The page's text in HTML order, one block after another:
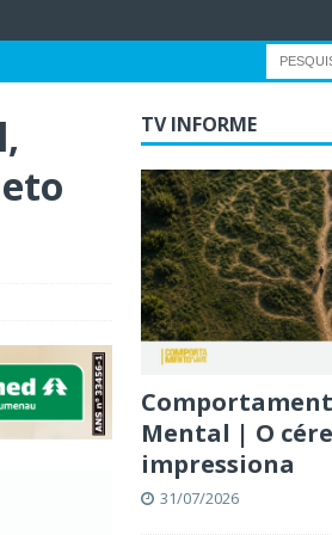
TV INFORME
Mental | O
impressiona
31/07/2026